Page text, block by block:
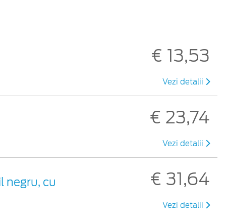
€ 13,53
Vezi detalii
€ 23,74
Vezi detalii
negru, cu
€ 31,64
Vezi detalii